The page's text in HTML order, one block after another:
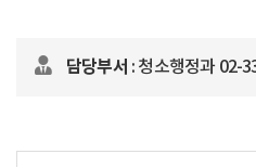
담당부서 : 청소행정과 02-